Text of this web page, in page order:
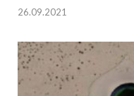
26.09.2021